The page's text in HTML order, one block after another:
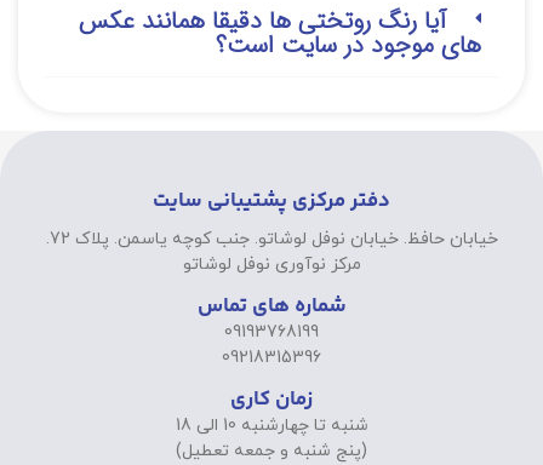
آیا رنگ روتختی ها دقیقا همانند عکس
های موجود در سایت است؟
دفتر مرکزی پشتیبانی سایت
خیابان حافظ. خیابان نوفل لوشاتو. جنب کوچه یاسمن. پلاک 72.
مرکز نوآوری نوفل لوشاتو
شماره های تماس
09193768199
09218315396
زمان کاری
شنبه تا چهارشنبه 10 الی 18
(پنج شنبه و جمعه تعطیل)